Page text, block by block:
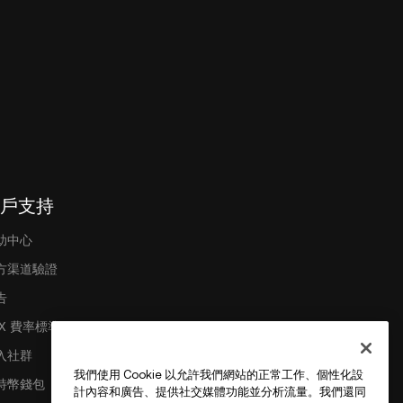
支持
中心
渠道驗證
費率標準
社群
幣錢包
我們使用 Cookie 以允許我們網站的正常工作、個性化設
計內容和廣告、提供社交媒體功能並分析流量。我們還同